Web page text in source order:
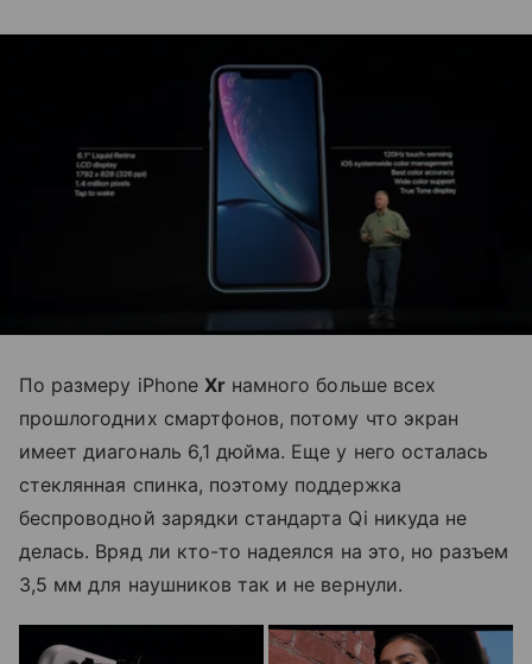
По размеру iPhone Xrнамного больше всех
прошлогодних смартфонов, потому что экран
имеет диагональ 6,1 дюйма. Еще у него осталась
стеклянная спинка, поэтому поддержка
беспроводной зарядки стандарта Qi никуда не
делась. Вряд ли кто-то надеялся на это, но разъем
3,5 мм для наушников так и не вернули.